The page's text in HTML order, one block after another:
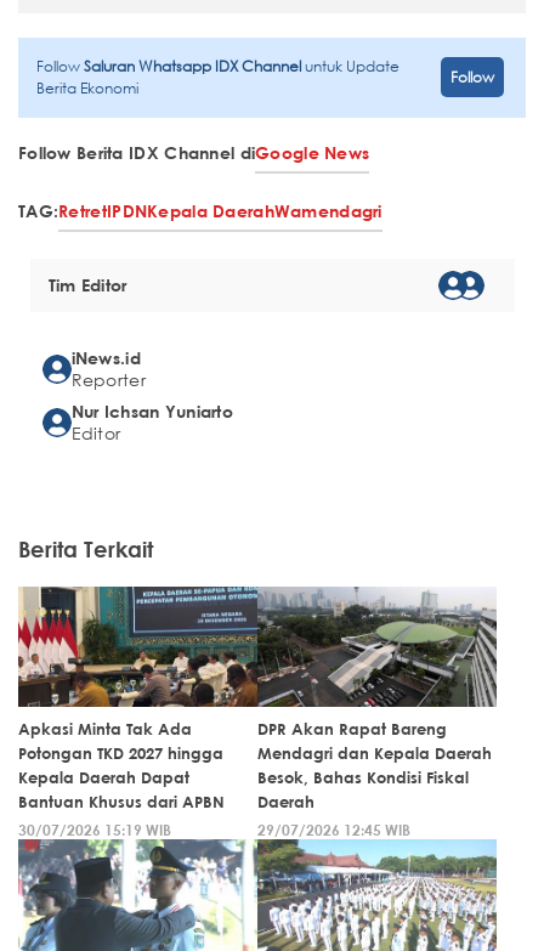
FollowSaluran Whatsapp IDX Channeluntuk Update
Berita Ekonomi
Follow
Follow Berita IDX Channel diGoogle News
TAG:RetretIPDNKepala DaerahWamendagri
Tim Editor
iNews.id
Reporter
Nur Ichsan Yuniarto
Editor
Berita Terkait
Apkasi Minta Tak Ada
Potongan TKD 2027 hingga
Kepala Daerah Dapat
Bantuan Khusus dari APBN
30/07/2026 15:19 WIB
DPR Akan Rapat Bareng
Mendagri dan Kepala Daerah
Besok, Bahas Kondisi Fiskal
Daerah
29/07/2026 12:45 WIB